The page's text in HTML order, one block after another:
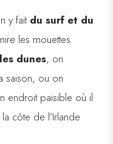
y fait du surf et du
les mouettes
dunes, on
saison, ou on
endroit paisible où il
côte de l’Irlande